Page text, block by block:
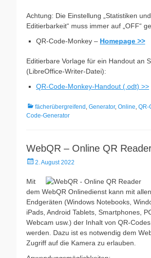
Achtung: Die Einstellung „Statistiken und
Editierbarkeit“ muss immer auf „OFF“
QR-Code-Monkey – Homepage >>
Editierbare Vorlage für ein Handout an
(LibreOffice-Writer-Datei):
QR-Code-Monkey-Handout (.odt) >>
Kategorien
fächerübergreifend , Generator, Online, QR-
Code-Generator
WebQR – Online QR
Veröffentlicht
2. August 2022
Mit
dem WebQR Onlinedienst kann mit
Endgeräten (Windows Notebooks,
iPads, Android Tablets, Smartphones,
Webcam usw.) der Inhalt von QR-
werden. Dazu ist es notwendig dem
Zugriff auf die Kamera zu erlauben.